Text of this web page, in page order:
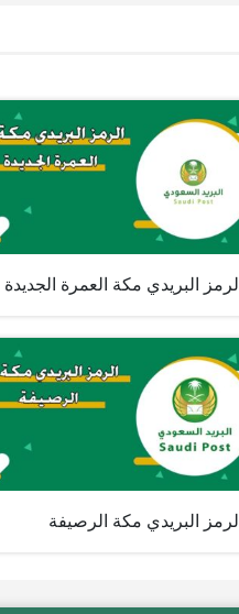
الرمز البريدي مكة العمرة الجديدة
الرمز البريدي مكة الرصيفة